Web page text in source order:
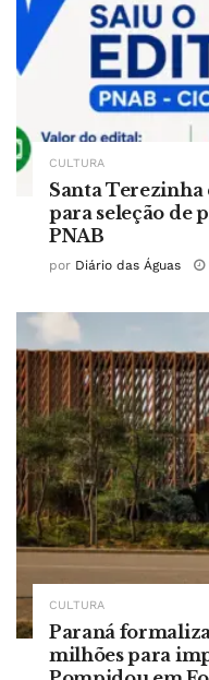
CULTURA
Santa
para seleção de
PNAB
por Diário das Águas
CULTURA
Paraná
milhões para